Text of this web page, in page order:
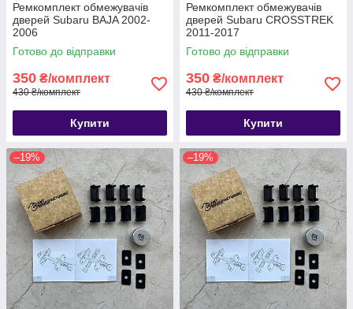
Ремкомплект обмежувачів
дверей Subaru BAJA 2002-
2006
Готово до відправки
350 ₴/комплект
430 ₴/комплект
Купити
Ремкомплект обмежувачів
дверей Subaru CROSSTREK
2011-2017
Готово до відправки
350 ₴/комплект
430 ₴/комплект
Купити
–19% –19%